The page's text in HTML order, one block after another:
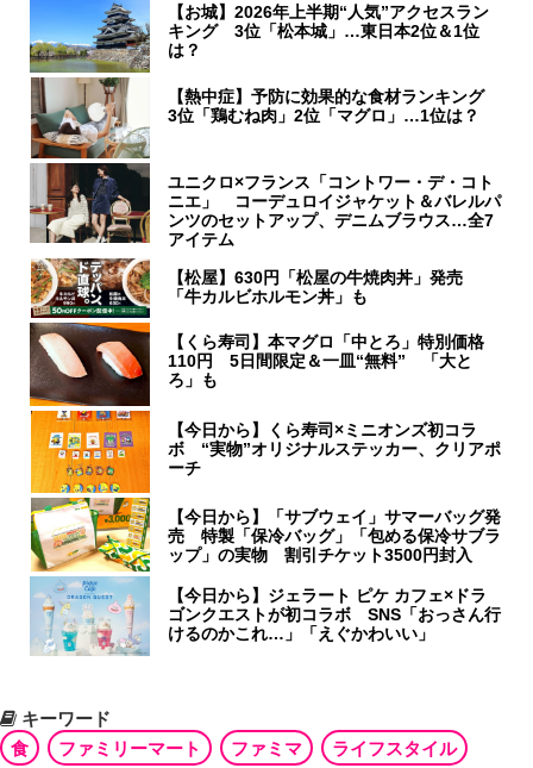
【お城】2026年上半期“人気”アクセスラン
キング 3位「松本城」…東日本2位＆1位
は？
【熱中症】予防に効果的な食材ランキング
3位「鶏むね肉」2位「マグロ」…1位は？
ユニクロ×フランス「コントワー・デ・コト
ニエ」 コーデュロイジャケット＆バレルパ
ンツのセットアップ、デニムブラウス…全7
アイテム
【松屋】630円「松屋の牛焼肉丼」発売
「牛カルビホルモン丼」も
【くら寿司】本マグロ「中とろ」特別価格
110円 5日間限定＆一皿“無料” 「大と
ろ」も
【今日から】くら寿司×ミニオンズ初コラ
ボ “実物”オリジナルステッカー、クリアポ
ーチ
【今日から】「サブウェイ」サマーバッグ発
売 特製「保冷バッグ」「包める保冷サブラ
ップ」の実物 割引チケット3500円封入
【今日から】ジェラート ピケ カフェ×ドラ
ゴンクエストが初コラボ SNS「おっさん行
けるのかこれ…」「えぐかわいい」
キーワード
食
ファミリーマート ファミマ ライフスタイル